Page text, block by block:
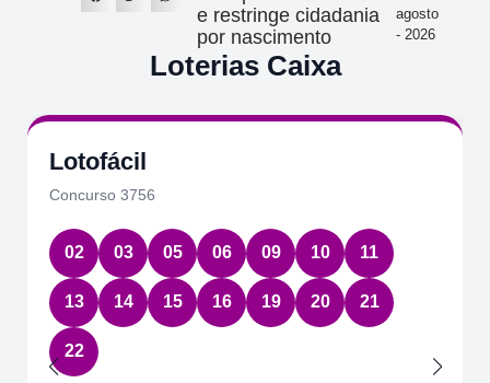
e restringe cidadania
por nascimento
agosto
- 2026
Loterias Caixa
Lotofácil
Concurso 3756
02 03 05 06 09 10 11
13 14 15 16 19 20 21
22